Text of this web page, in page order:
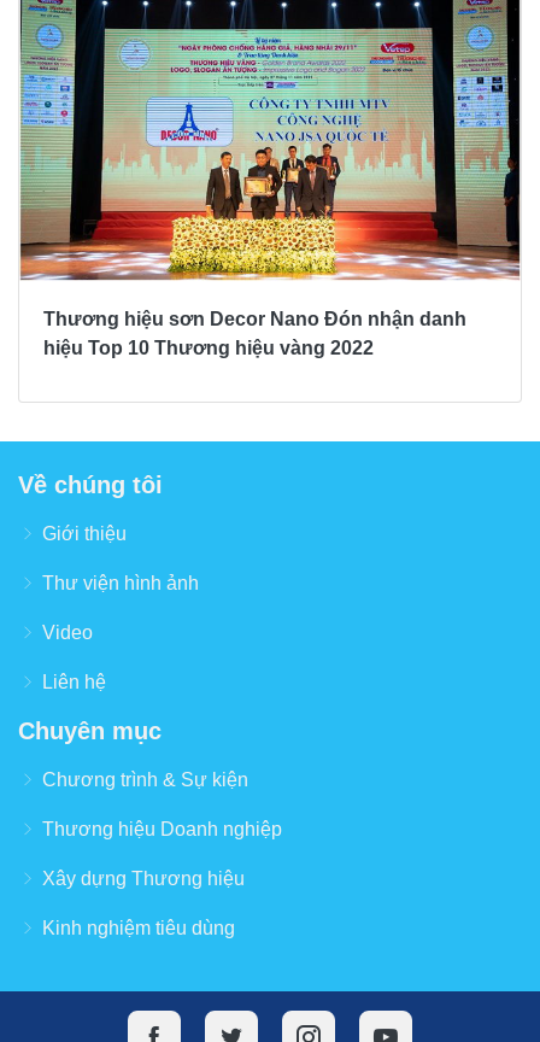
Thương hiệu sơn Decor Nano Đón nhận danh
hiệu Top 10 Thương hiệu vàng 2022
Về chúng tôi
Giới thiệu
Thư viện hình ảnh
Video
Liên hệ
Chuyên mục
Chương trình & Sự kiện
Thương hiệu Doanh nghiệp
Xây dựng Thương hiệu
Kinh nghiệm tiêu dùng